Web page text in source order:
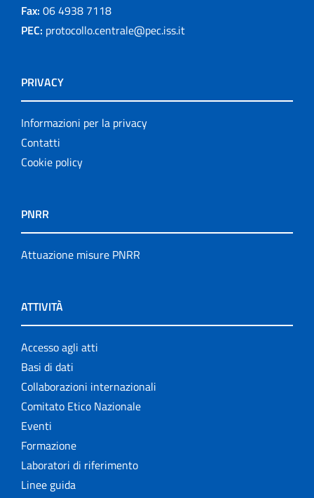
Fax: 06 4938 7118
PEC: protocollo.centrale@pec.iss.it
PRIVACY
Informazioni per la privacy
Contatti
Cookie policy
PNRR
Attuazione misure PNRR
ATTIVITÀ
Accesso agli atti
Basi di dati
Collaborazioni internazionali
Comitato Etico Nazionale
Eventi
Formazione
Laboratori di riferimento
Linee guida